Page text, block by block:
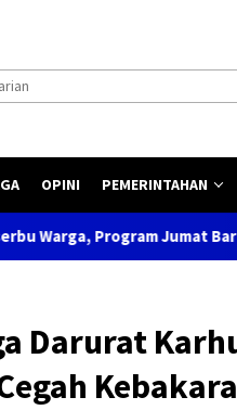
OPINI PEMERINTAHAN
Barokah OKU Makin
Darurat